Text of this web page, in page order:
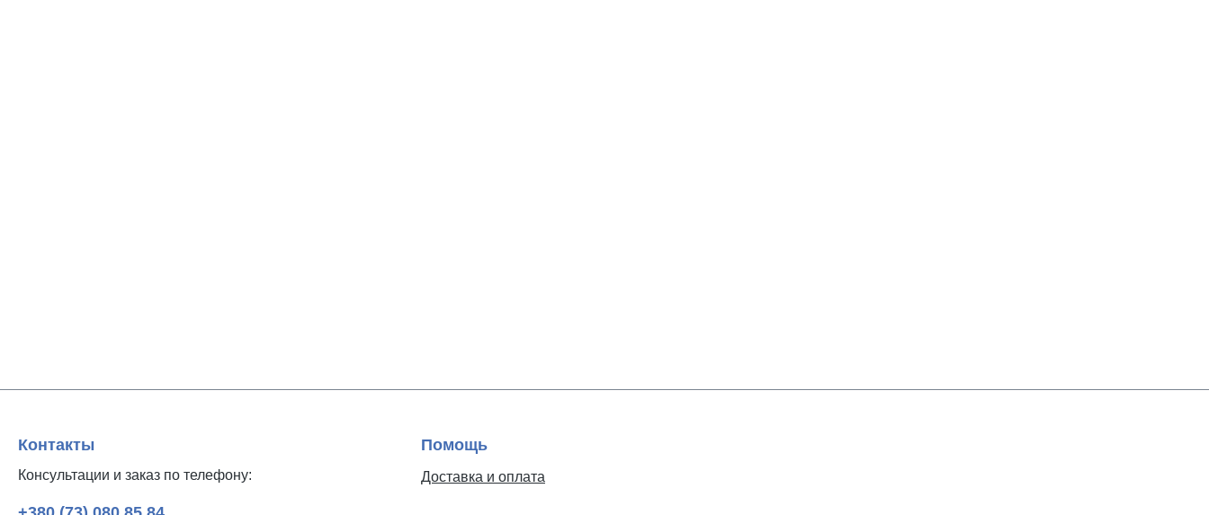
Контакты
Консультации и заказ по телефону:
Помощь
Доставка и оплата